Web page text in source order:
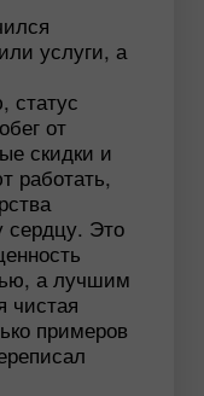
услуги, а
статус
от
скидки и
работать,
сердцу. Это
а лучшим
чистая
примеров